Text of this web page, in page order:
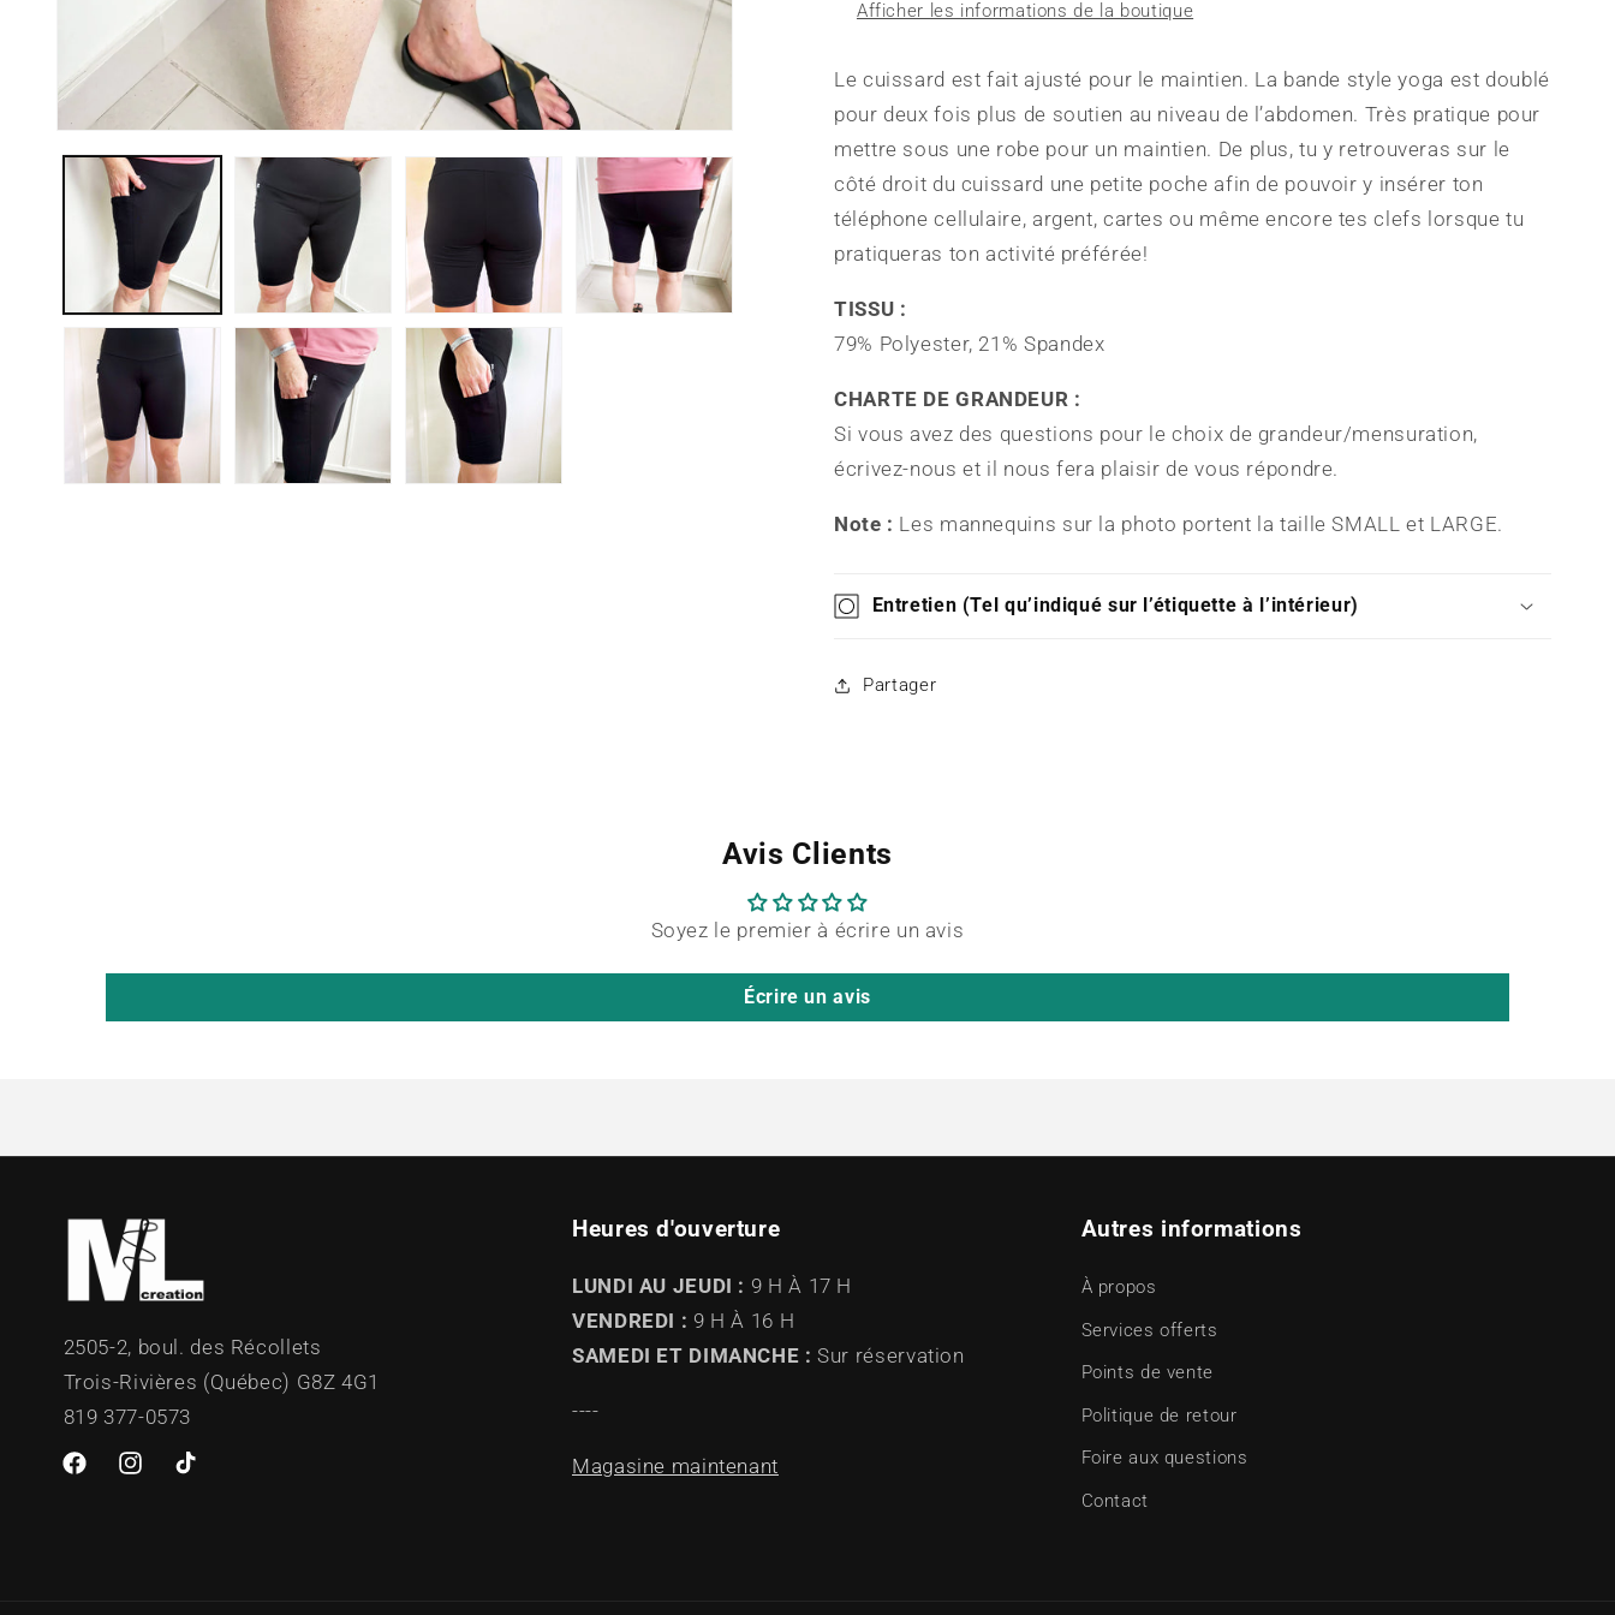
UV.
UV.
Afficher les informations de la boutique
Le cuissard est fait ajusté pour le maintien. La bande style yoga est doublé
pour deux fois plus de soutien au niveau de l’abdomen. Très pratique pour
mettre sous une robe pour un maintien. De plus, tu y retrouveras sur le
côté droit du cuissard une petite poche afin de pouvoir y insérer ton
téléphone cellulaire, argent, cartes ou même encore tes clefs lorsque tu
pratiqueras ton activité préférée!
TISSU :
79% Polyester, 21% Spandex
CHARTE DE GRANDEUR :
Si vous avez des questions pour le choix de grandeur/mensuration,
écrivez-nous et il nous fera plaisir de vous répondre.
Note : Les mannequins sur la photo portent la taille SMALL et LARGE.
Entretien (Tel qu’indiqué sur l’étiquette à l’intérieur)
Partager
Avis Clients
Soyez le premier à écrire un avis
Écrire un avis
2505-2, boul. des Récollets
Trois-Rivières (Québec) G8Z 4G1
819 377-0573
FacebookInstagramTikTok
Heures d'ouverture
LUNDI AU JEUDI : 9 H À 17 H
VENDREDI : 9 H À 16 H
SAMEDI ET DIMANCHE : Sur réservation
----
Magasine maintenant
Autres informations
À propos
Services offerts
Points de vente
Politique de retour
Foire aux questions
Contact